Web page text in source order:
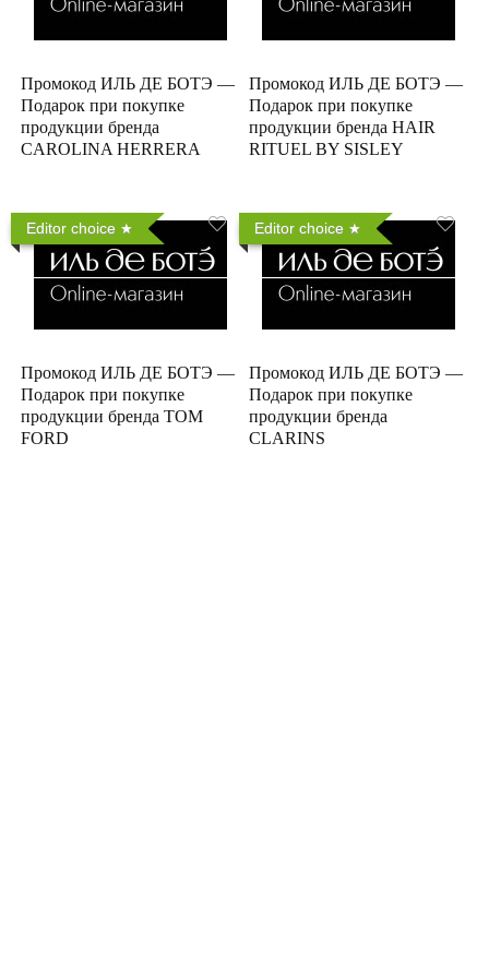
Промокод ИЛЬ ДЕ БОТЭ —
Подарок при покупке
продукции бренда
CAROLINA HERRERA
Промокод ИЛЬ ДЕ БОТЭ —
Подарок при покупке
продукции бренда HAIR
RITUEL BY SISLEY
Editor choice
Промокод ИЛЬ ДЕ БОТЭ —
Подарок при покупке
продукции бренда TOM
FORD
Editor choice
Промокод ИЛЬ ДЕ БОТЭ —
Подарок при покупке
продукции бренда
CLARINS